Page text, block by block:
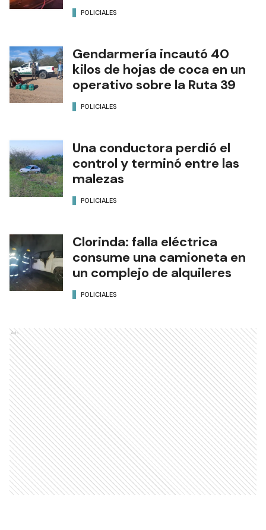
POLICIALES
Gendarmería incautó 40
kilos de hojas de coca en un
operativo sobre la Ruta 39
POLICIALES
Una conductora perdió el
control y terminó entre las
malezas
POLICIALES
Clorinda: falla eléctrica
consume una camioneta en
un complejo de alquileres
POLICIALES
Ads